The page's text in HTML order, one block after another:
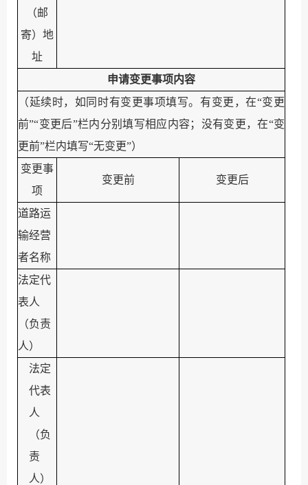
（邮
寄）地
址
申请变更事项内容
（延续时，如同时有变更事项填写。有变更，在“变更
前”“变更后”栏内分别填写相应内容；没有变更，在“变
更前”栏内填写“无变更”）
变更事
项
变更前 变更后
道路运
输经营
者名称
法定代
表人
（负责
人）
法定
代表
人
（负
责
人）